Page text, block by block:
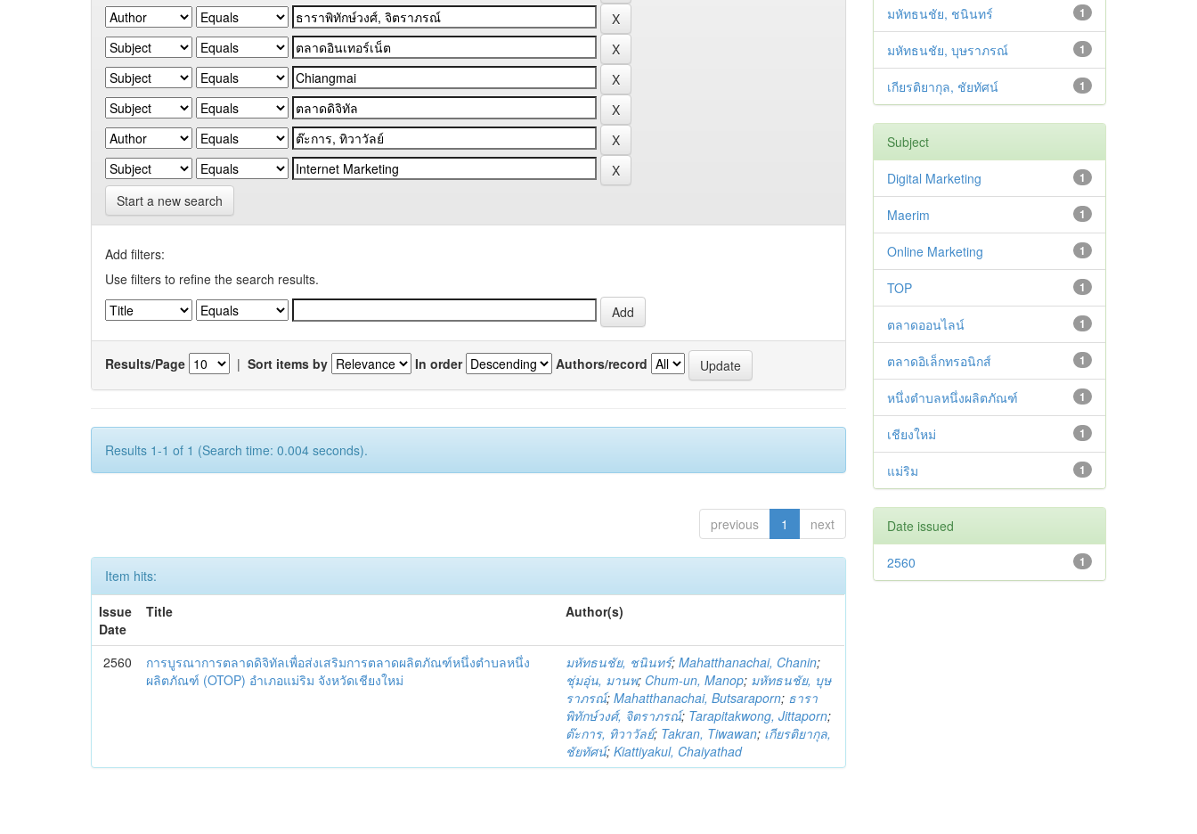
Start a new search
Add filters:
Use filters to refine the search results.
Results/Page | Sort items by In order Authors/record
Results 1-1 of 1 (Search time: 0.004 seconds).
previous 1 next
Item hits:
Issue
Date
Title Author(s)
2560
การบูรณาการตลาดดิจิทัลเพื่อส่งเสริมการตลาดผลิตภัณฑ์หนึ่งตำบลหนึ่ง
ผลิตภัณฑ์ (OTOP) อำเภอแม่ริม จังหวัดเชียงใหม่
มหัทธนชัย, ชนินทร์;Mahatthanachai, Chanin;
ชุ่มอุ่น, มานพ; Chum-un, Manop; มหัทธนชัย, บุษ
ราภรณ์;Mahatthanachai, Butsaraporn; ธารา
พิทักษ์วงศ์, จิตราภรณ์; Tarapitakwong, Jittaporn;
ต๊ะการ, ทิวาวัลย์; Takran, Tiwawan; เกียรติยากุล,
ชัยทัศน์;Kiattiyakul, Chaiyathad
1
มหัทธนชัย, ชนินทร์
1
มหัทธนชัย, บุษราภรณ์
1
เกียรติยากุล, ชัยทัศน์
Subject
1
Digital Marketing
1
Maerim
1
Online Marketing
1
TOP
1
ตลาดออนไลน์
1
ตลาดอิเล็กทรอนิกส์
1
หนึ่งตำบลหนึ่งผลิตภัณฑ์
1
เชียงใหม่
1
แม่ริม
Date issued
1
2560